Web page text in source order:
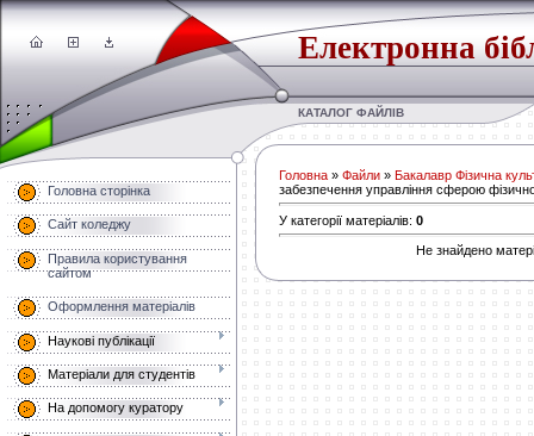
Електронна
КАТАЛОГ ФАЙЛІВ
Головна сторінка
Сайт коледжу
Правила користування
сайтом
Оформлення матеріалів
Наукові публікації
Матеріали для студентів
На допомогу куратору
Головна » Файли » Бакалавр Фізична
забезпечення управління сферою
У категорії матеріалів: 0
Не знайдено